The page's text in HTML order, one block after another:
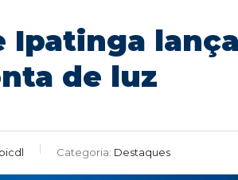
Ipatinga
de luz
Categoria: Destaques